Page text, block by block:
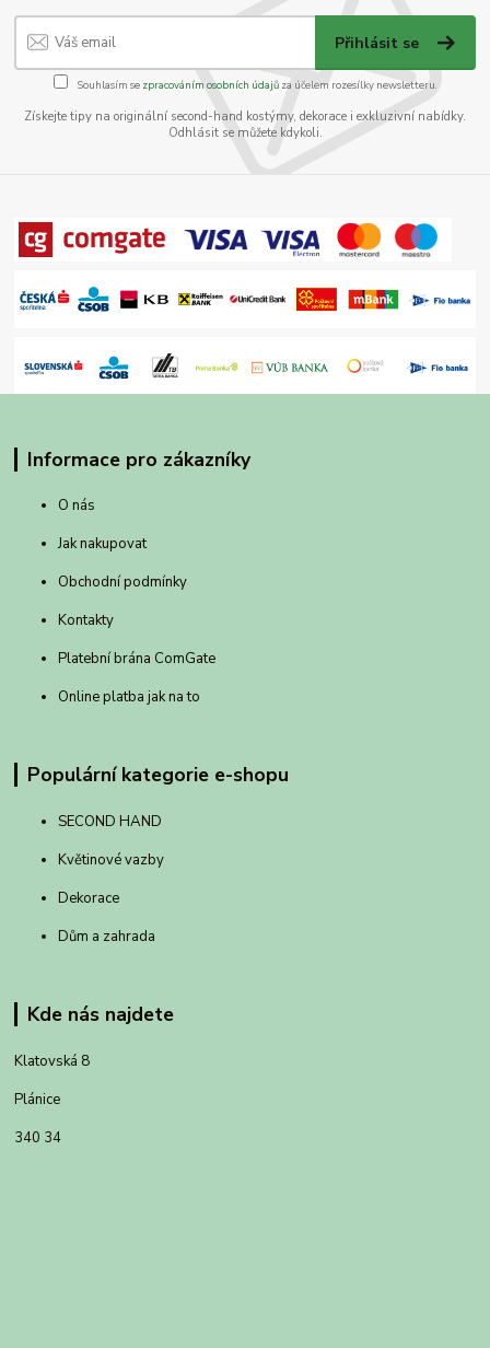
Přihlásit se
Souhlasím se zpracováním osobních údajůza účelem rozesílky newsletteru.
Získejte tipy na originální second-hand kostýmy, dekorace i exkluzivní nabídky.
Odhlásit se můžete kdykoli.
Informace pro zákazníky
O nás
Jak nakupovat
Obchodní podmínky
Kontakty
Platební brána ComGate
Online platba jak na to
Populární kategorie e-shopu
SECOND HAND
Květinové vazby
Dekorace
Dům a zahrada
Kde nás najdete
Klatovská 8
Plánice
340 34